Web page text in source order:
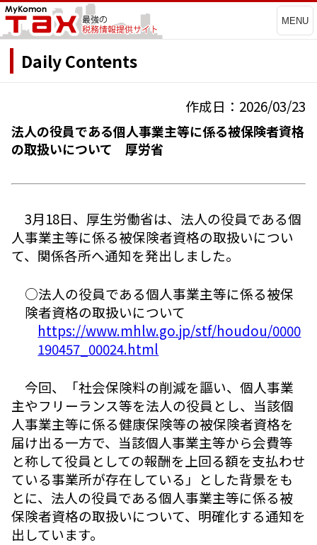
MENU
Daily Contents
作成日：2026/03/23
法人の役員である個人事業主等に係る被保険者資格
の取扱いについて 厚労省
3月18日、厚生労働省は、法人の役員である個
人事業主等に係る被保険者資格の取扱いについ
て、関係各所へ通知を発出しました。
○法人の役員である個人事業主等に係る被保
険者資格の取扱いについて
https://www.mhlw.go.jp/stf/houdou/0000
190457_00024.html
今回、「社会保険料の削減を謳い、個人事業
主やフリーランス等を法人の役員とし、当該個
人事業主等に係る健康保険等の被保険者資格を
届け出る一方で、当該個人事業主等から会費等
と称して役員としての報酬を上回る額を支払わせ
ている事業所が存在している」とした背景をも
とに、法人の役員である個人事業主等に係る被
保険者資格の取扱いについて、明確化する通知を
出しています。